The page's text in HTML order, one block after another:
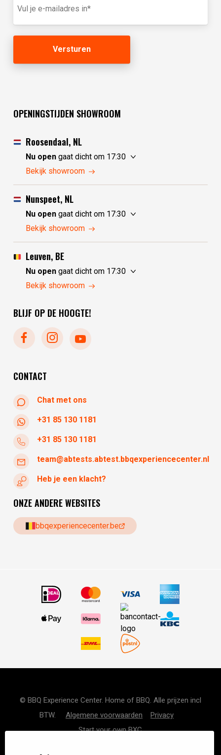
(optioneel)
mailadres
OPENINGSTIJDEN SHOWROOM
Roosendaal, NL
Nu opengaat dicht om 17:30
zaterdag
zondag
10:00 - 17:30
maandag
dinsdag
woensdag
Bekijk showroom
Nunspeet, NL
Nu opengaat dicht om 17:30
zaterdag
zondag
gesloten
maandag
dinsdag
woensdag
Bekijk showroom
Leuven, BE
Nu opengaat dicht om 17:30
zaterdag
maandag
woensdag
donderdag
Bekijk showroom
BLIJF OP DE HOOGTE!
CONTACT
Chat met ons
+31 85 130 1181
+31 85 130 1181
team@abtests.abtest.bbqexperiencecenter.nl
Heb je een klacht?
ONZE ANDERE WEBSITES
bbqexperiencecenter.be
© BBQ Experience Center. Home of BBQ. Alle prijzen incl
BTW. Algemene voorwaarden
Privacy
Start your own BXC